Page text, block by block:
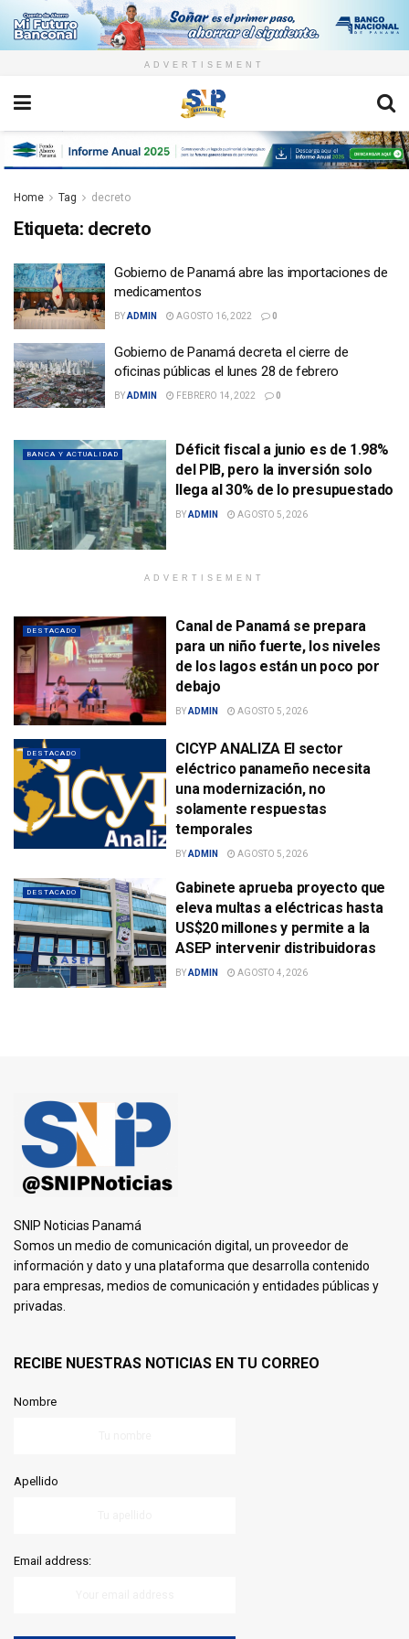
ADVERTISEMENT
Home Tag decreto
Etiqueta: decreto
Gobierno de Panamá abre las importaciones de
medicamentos
BYADMIN AGOSTO 16, 2022 0
Gobierno de Panamá decreta el cierre de
oficinas públicas el lunes 28 de febrero
BYADMIN FEBRERO 14, 2022 0
BANCA Y ACTUALIDAD
Déficit fiscal a junio es de 1.98%
del PIB, pero la inversión solo
llega al 30% de lo presupuestado
BYADMIN AGOSTO 5, 2026
ADVERTISEMENT
DESTACADO
Canal de Panamá se prepara
para un niño fuerte, los niveles
de los lagos están un poco por
debajo
BYADMIN AGOSTO 5, 2026
DESTACADO
CICYP ANALIZA El sector
eléctrico panameño necesita
una modernización, no
solamente respuestas
temporales
BYADMIN AGOSTO 5, 2026
DESTACADO
Gabinete aprueba proyecto que
eleva multas a eléctricas hasta
US$20 millones y permite a la
ASEP intervenir distribuidoras
BYADMIN AGOSTO 4, 2026
SNIP Noticias Panamá
Somos un medio de comunicación digital, un proveedor de
información y dato y una plataforma que desarrolla contenido
para empresas, medios de comunicación y entidades públicas y
privadas.
RECIBE NUESTRAS NOTICIAS EN TU CORREO
Nombre
Apellido
Email address: